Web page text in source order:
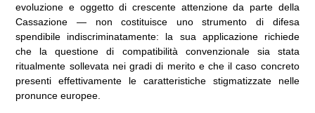
evoluzione e oggetto di crescente attenzione da parte della
Cassazione — non costituisce uno strumento di difesa
spendibile indiscriminatamente: la sua applicazione richiede
che la questione di compatibilità convenzionale sia stata
ritualmente sollevata nei gradi di merito e che il caso concreto
presenti effettivamente le caratteristiche stigmatizzate nelle
pronunce europee.